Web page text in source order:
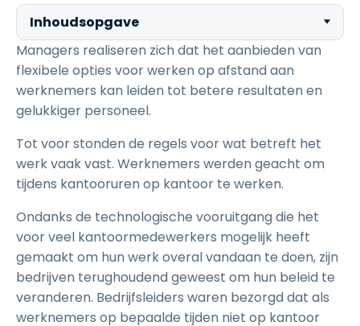
Inhoudsopgave
Managers realiseren zich dat het aanbieden van
flexibele opties voor werken op afstand aan
werknemers kan leiden tot betere resultaten en
gelukkiger personeel.
Tot voor stonden de regels voor wat betreft het
werk vaak vast. Werknemers werden geacht om
tijdens kantooruren op kantoor te werken.
Ondanks de technologische vooruitgang die het
voor veel kantoormedewerkers mogelijk heeft
gemaakt om hun werk overal vandaan te doen, zijn
bedrijven terughoudend geweest om hun beleid te
veranderen. Bedrijfsleiders waren bezorgd dat als
werknemers op bepaalde tijden niet op kantoor